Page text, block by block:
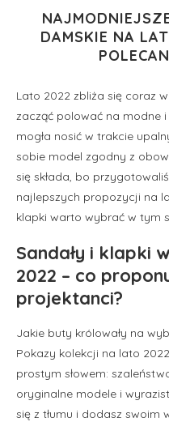
DAMSKIE NA
Lato 2022 zbliża się coraz
zacząć polować na modne
mogła nosić w trakcie
sobie model zgodny z
się składa, bo
najlepszych propozycji na
klapki warto wybrać w tym
Sandały i klapki
2022 – co
projektanci?
Jakie buty królowały na
Pokazy kolekcji na lato
prostym słowem:
oryginalne modele i
się z tłumu i dodasz